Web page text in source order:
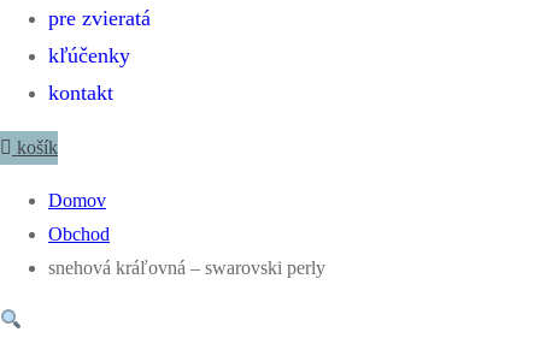
pre zvieratá
kľúčenky
kontakt
košík
Domov
Obchod
snehová kráľovná – swarovski perly